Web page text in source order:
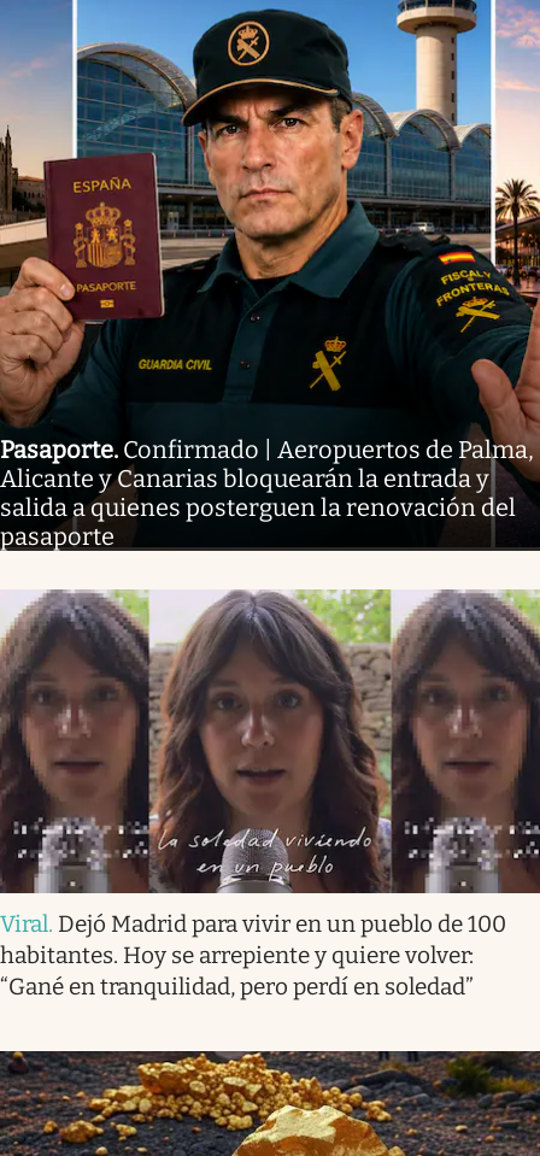
Pasaporte. Confirmado | Aeropuertos de Palma,
Alicante y Canarias bloquearán la entrada y
salida a quienes posterguen la renovación del
pasaporte
Viral. Dejó Madrid para vivir en un pueblo de 100
habitantes. Hoy se arrepiente y quiere volver:
“Gané en tranquilidad, pero perdí en soledad”